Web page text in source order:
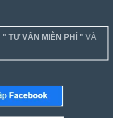
" TƯ VẤN MIỄN PHÍ " VÀ